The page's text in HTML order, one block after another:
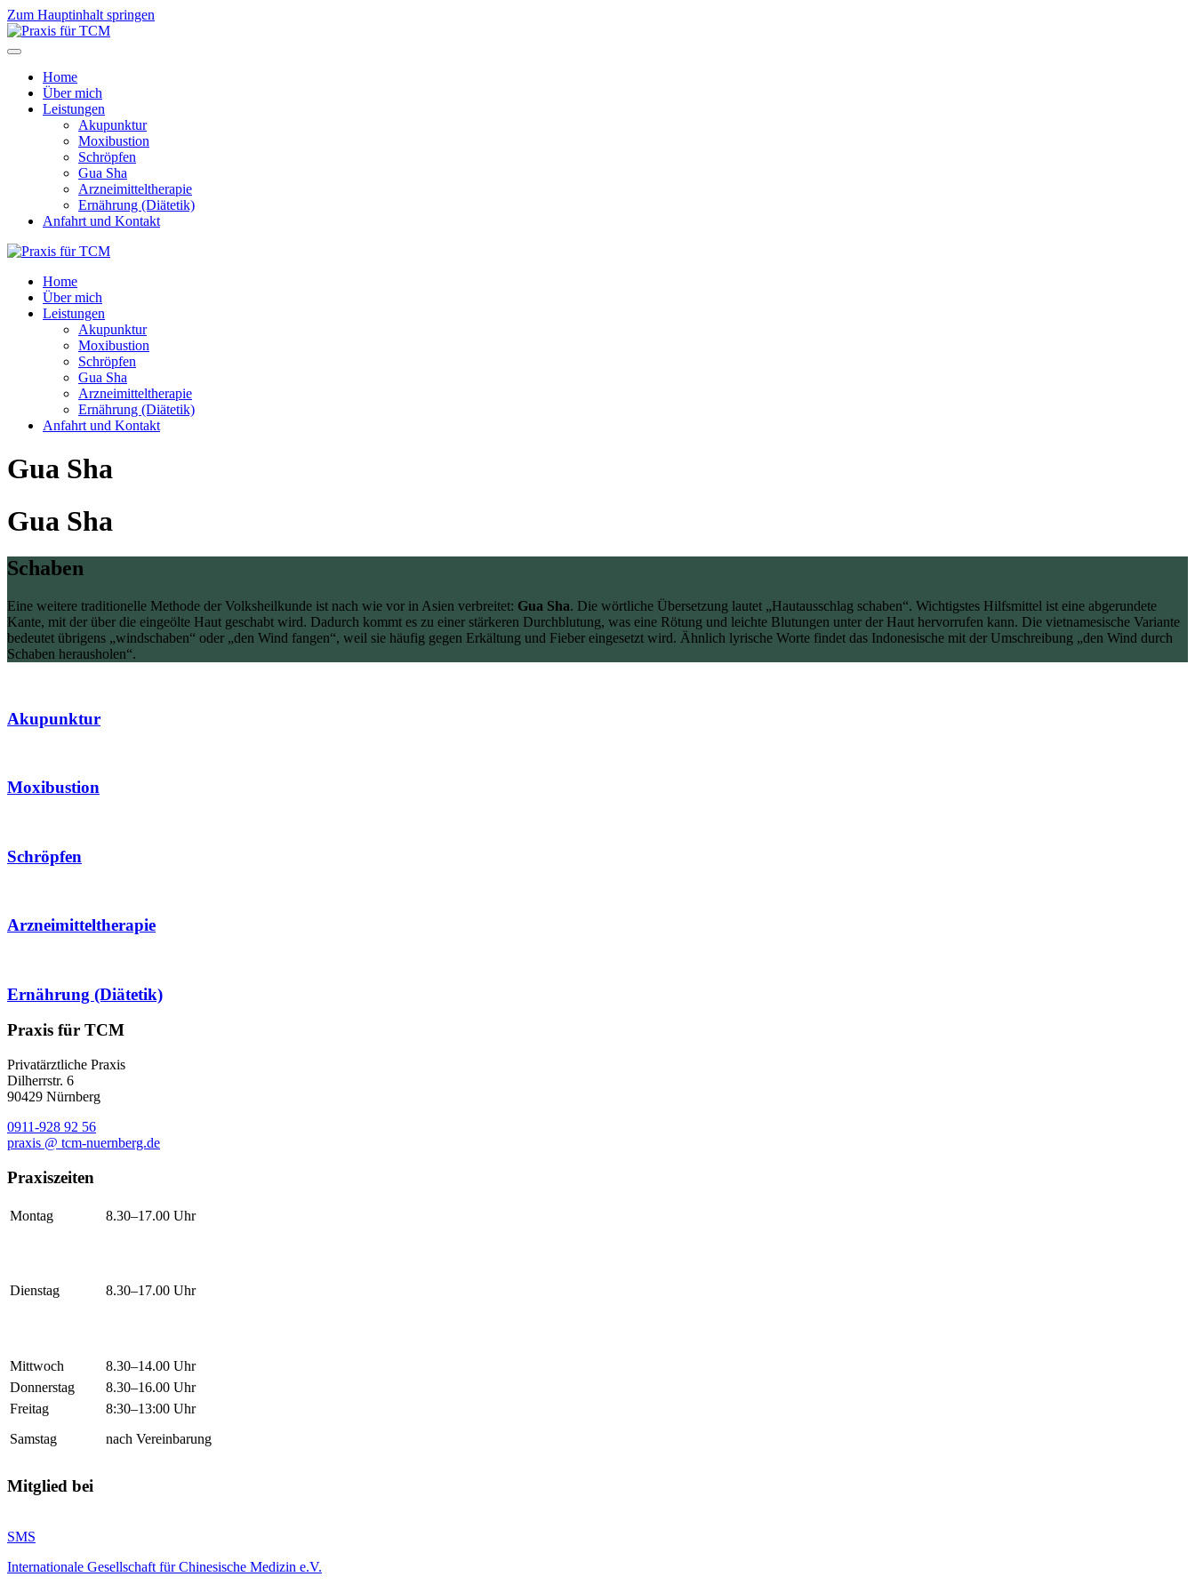
Zum Hauptinhalt springen
Home
Über mich
Leistungen
Akupunktur
Moxibustion
Schröpfen
Gua Sha
Arzneimittel­therapie
Ernährung (Diätetik)
Anfahrt und Kontakt
Home
Über mich
Leistungen
Akupunktur
Moxibustion
Schröpfen
Gua Sha
Arzneimittel­therapie
Ernährung (Diätetik)
Anfahrt und Kontakt
Gua Sha
Gua Sha
Schaben
Eine weitere traditionelle Methode der Volksheilkunde ist nach wie vor in Asien verbreitet: Gua Sha. Die wörtliche Übersetzung lautet „Hautausschlag schaben“. Wichtigstes Hilfsmittel ist eine abgerundete
Kante, mit der über die eingeölte Haut geschabt wird. Dadurch kommt es zu einer stärkeren Durchblutung, was eine Rötung und leichte Blutungen unter der Haut hervorrufen kann. Die vietnamesische Variante
bedeutet übrigens „windschaben“ oder „den Wind fangen“, weil sie häufig gegen Erkältung und Fieber eingesetzt wird. Ähnlich lyrische Worte findet das Indonesische mit der Umschreibung „den Wind durch
Schaben herausholen“.
Akupunktur
Moxibustion
Schröpfen
Arzneimittel­therapie
Ernährung (Diätetik)
Praxis für TCM
Privatärztliche Praxis
Dilherrstr. 6
90429 Nürnberg
0911-928 92 56
praxis @ tcm-nuernberg.de
Praxiszeiten
Montag 8.30–17.00 Uhr
Dienstag 8.30–17.00 Uhr
Mittwoch
8.30–14.00 Uhr
Donnerstag
8.30–16.00 Uhr
Freitag
8:30–13:00 Uhr
Samstag
nach Vereinbarung
Mitglied bei
SMS
Internationale Gesellschaft für Chinesische Medizin e.V.